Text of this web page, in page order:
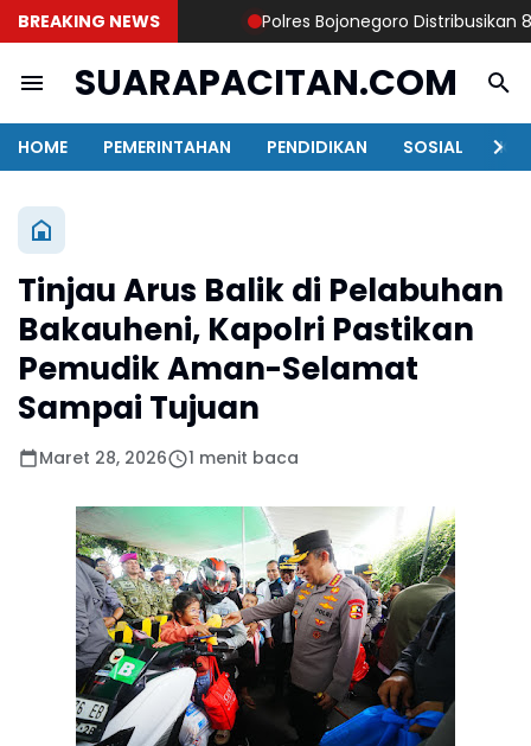
BREAKING NEWS Polres Bojonegoro Distribusikan
SUARAPACITAN.COM
HOME PEMERINTAHAN PENDIDIKAN SOSIAL
Tinjau Arus Balik di Pelabuhan
Bakauheni, Kapolri Pastikan
Pemudik Aman-Selamat
Sampai Tujuan
Maret 28, 2026 1 menit baca